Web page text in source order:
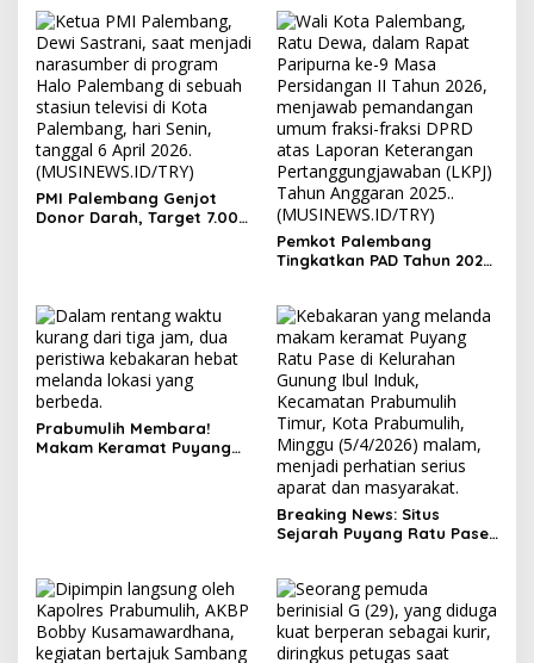
PMI Palembang Genjot
Donor Darah, Target 7.000
Pemkot Palembang
Tingkatkan PAD Tahun 2026
Prabumulih Membara!
Makam Keramat Puyang
Breaking News: Situs
Sejarah Puyang Ratu Pase